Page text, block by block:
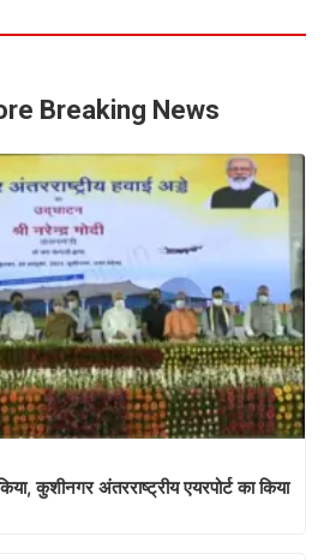
Breaking News
कुशीनगर अंतरराष्ट्रीय एयरपोर्ट का किया